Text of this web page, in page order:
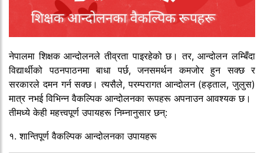
नेपालमा शिक्षक आन्दोलनले तीव्रता पाइरहेको छ। तर, आन्दोलन लम्बिँदा
विद्यार्थीको पठनपाठनमा बाधा पर्छ, जनसमर्थन कमजोर हुन सक्छ र
सरकारले दमन गर्न सक्छ। त्यसैले, परम्परागत आन्दोलन (हड्ताल, जुलुस)
मात्र नभई विभिन्न वैकल्पिक आन्दोलनका रूपहरू अपनाउन आवश्यक छ।
तीमध्ये केही महत्त्वपूर्ण उपायहरू निम्नानुसार छन्:
१. शान्तिपूर्ण वैकल्पिक आन्दोलनका उपायहरू